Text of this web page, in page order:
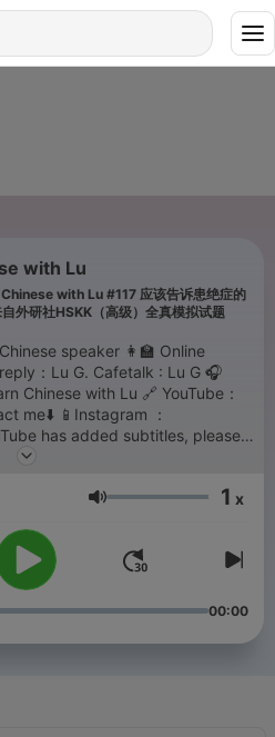
with Lu
with Lu #117 应该告诉患绝症的
外研社HSKK（高级）全真模拟试题
speaker 👩‍🏫 Online
：Lu G. Cafetalk : Lu G 🎧
Chinese with Lu 🔗 YouTube：
me⬇️ 📱Instagram ：
has added subtitles, please
thank you for your
Volumen 1 x
00:00